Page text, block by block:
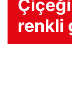
renkli